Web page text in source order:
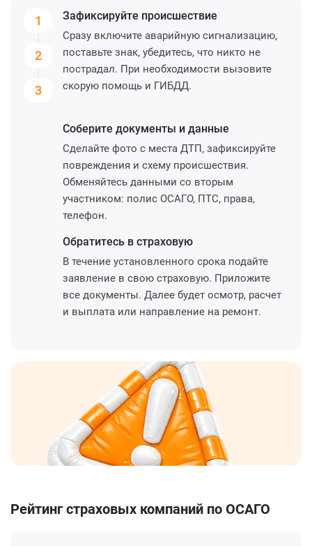
1
2
3
Зафиксируйте происшествие
Сразу включите аварийную сигнализацию,
поставьте знак, убедитесь, что никто не
пострадал. При необходимости вызовите
скорую помощь и ГИБДД.
Соберите документы и данные
Сделайте фото с места ДТП, зафиксируйте
повреждения и схему происшествия.
Обменяйтесь данными со вторым
участником: полис ОСАГО, ПТС, права,
телефон.
Обратитесь в страховую
В течение установленного срока подайте
заявление в свою страховую. Приложите
все документы. Далее будет осмотр, расчет
и выплата или направление на ремонт.
Рейтинг страховых компаний по ОСАГО